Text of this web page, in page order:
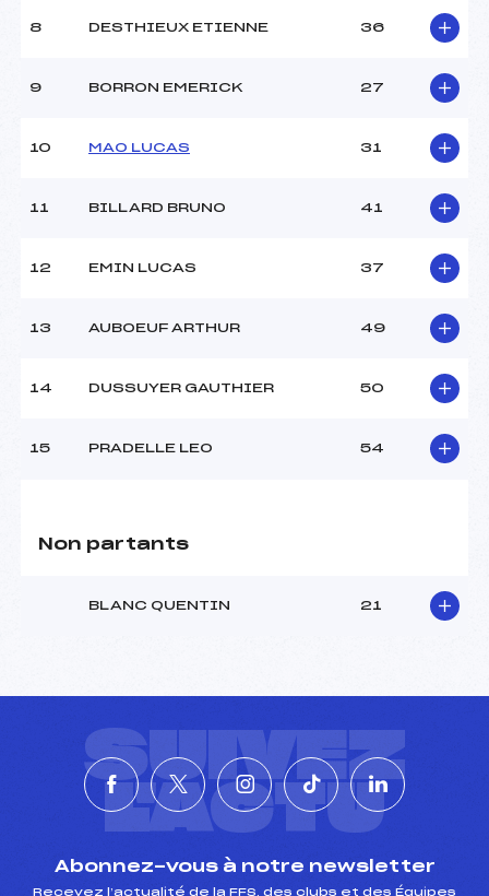
8 DESTHIEUX ETIENNE 36
9 BORRON EMERICK 27
10 MAO LUCAS 31
11 BILLARD BRUNO 41
12 EMIN LUCAS 37
13 AUBOEUF ARTHUR 49
14 DUSSUYER GAUTHIER 50
15 PRADELLE LEO 54
Non partants
BLANC QUENTIN 21
SUIVEZ
L'ACTU
Abonnez-vous à notre newsletter
Recevez l’actualité de la FFS, des clubs et des Équipes